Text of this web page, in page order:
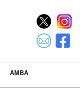
AMBA